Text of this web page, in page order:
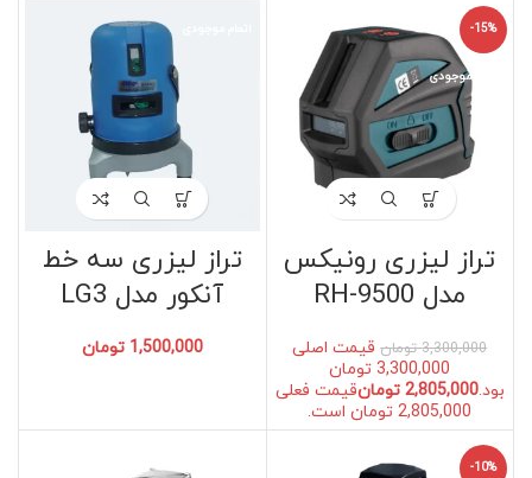
-15%
اتمام موجودی
تراز لیزری رونیکس
مدل RH-9500
3,300,000 تومان قیمت اصلی
3,300,000 تومان
بود.2,805,000 تومانقیمت فعلی
2,805,000 تومان است.
تراز لیزری سه خط
آنکور مدل LG3
1,500,000 تومان
-10% اتمام موجودی